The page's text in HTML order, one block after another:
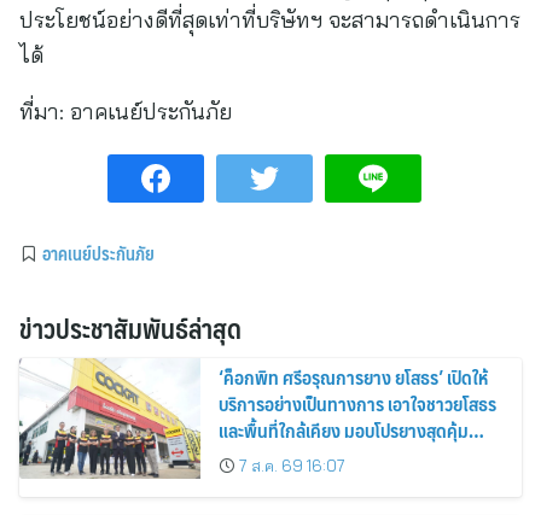
ประโยชน์อย่างดีที่สุดเท่าที่บริษัทฯ จะสามารถดำเนินการ
ได้
ที่มา: อาคเนย์ประกันภัย
อาคเนย์ประกันภัย
ข่าวประชาสัมพันธ์ล่าสุด
‘ค็อกพิท ศรีอรุณการยาง ยโสธร’ เปิดให้
บริการอย่างเป็นทางการ เอาใจชาวยโสธร
และพื้นที่ใกล้เคียง มอบโปรยางสุดคุ้ม
ฉลองเปิดสาขาใหม่
7 ส.ค. 69 16:07